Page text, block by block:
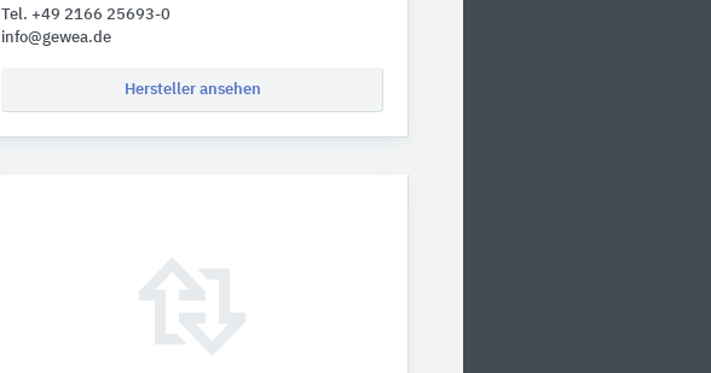
Tel. +49 2166 25693-0
info@gewea.de
Hersteller ansehen